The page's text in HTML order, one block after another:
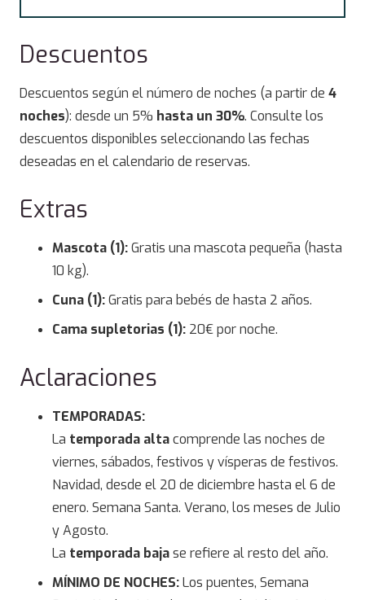
Descuentos
Descuentos según el número de noches (a partir de 4
noches): desde un 5% hasta un 30%. Consulte los
descuentos disponibles seleccionando las fechas
deseadas en el calendario de reservas.
Extras
Mascota (1):Gratis una mascota pequeña (hasta
10 kg).
Cuna (1):Gratis para bebés de hasta 2 años.
Cama supletorias (1): 20€ por noche.
Aclaraciones
TEMPORADAS:
La temporada altacomprende las noches de
viernes, sábados, festivos y vísperas de festivos.
Navidad, desde el 20 de diciembre hasta el 6 de
enero. Semana Santa. Verano, los meses de Julio
y Agosto.
La temporada bajase refiere al resto del año.
MÍNIMO DE NOCHES:Los puentes, Semana